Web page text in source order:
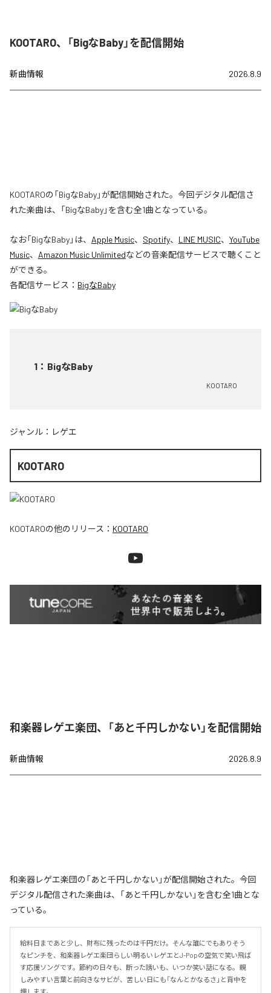
KOOTARO、「BigなBaby」を配信開始
新曲情報 2026.8.9
KOOTAROの「BigなBaby」が配信開始された。今回デジタル配信さ
れた楽曲は、「BigなBaby」を含む全1曲となっている。
なお「BigなBaby」は、 Apple Music、 Spotify、 LINE MUSIC、 YouTube
Music、 Amazon Music Unlimitedなどの音楽配信サービスで聴くこと
ができる。
各配信サービス： BigなBaby
1 ： BigなBaby
KOOTARO
ジャンル： レゲエ
KOOTARO
KOOTAROの他のリリース： KOOTARO
和楽器レゲエ楽団、「あと千円しかない」を配信開始
新曲情報 2026.8.9
和楽器レゲエ楽団の「あと千円しかない」が配信開始された。今回
デジタル配信された楽曲は、「あと千円しかない」を含む全1曲とな
っている。
給料日まであと少し、財布に残ったのは千円だけ。そんな誰にでもありそう
なピンチを、和楽器レゲエ楽団らしい明るいレゲエとJ-Popの空気で笑い飛ば
す応援ソングです。節約の日々も、断った誘いも、いつか笑い話になる。親
しみやすい言葉と前向きなサビが、苦しい日にも「なんとかなるさ」と背中を
押します。